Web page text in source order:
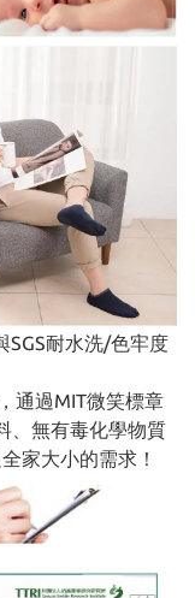
SGS耐水洗/色牢度
通過MIT微笑標章
、無有毒化學物質
家大小的需求！